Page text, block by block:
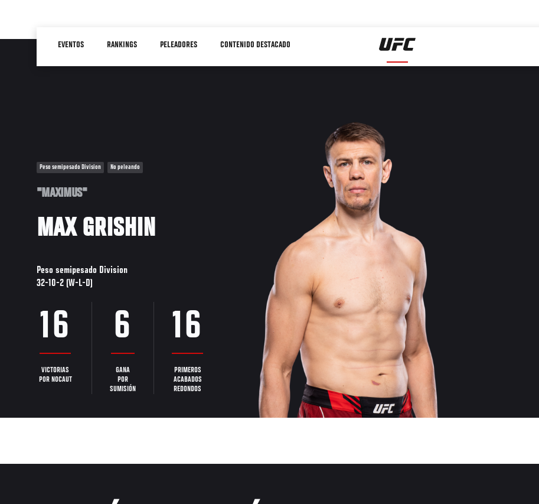
navigation
EVENTOS RANKINGS PELEADORES CONTENIDO DESTACADO
Peso semipesado Division No peleando
"MAXIMUS"
MAX GRISHIN
Peso semipesado Division
32-10-2 (W-L-D)
16
VICTORIAS
POR NOCAUT
6
GANA
POR
SUMISIÓN
16
PRIMEROS
ACABADOS
REDONDOS